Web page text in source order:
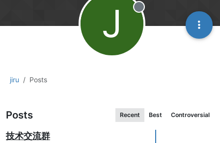
jiru Posts
J Offline
Posts Recent Best Controversial
技术交流群